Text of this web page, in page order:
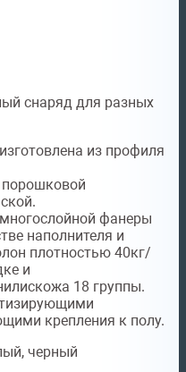
снаряд для разных
из профиля
фанеры
наполнителя и
плотностью 40кг/
и
18 группы.
крепления к полу.
черный